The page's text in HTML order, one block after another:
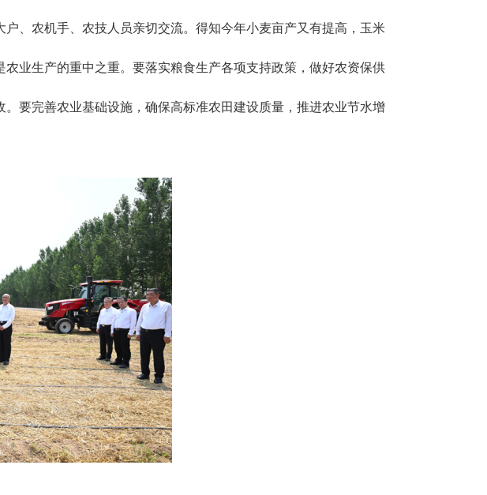
、农机手、农技人员亲切交流。得知今年小麦亩产又有提高，玉米
业生产的重中之重。要落实粮食生产各项支持政策，做好农资保供
要完善农业基础设施，确保高标准农田建设质量，推进农业节水增